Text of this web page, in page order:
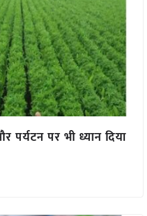
पर्यटन पर भी ध्यान दिया